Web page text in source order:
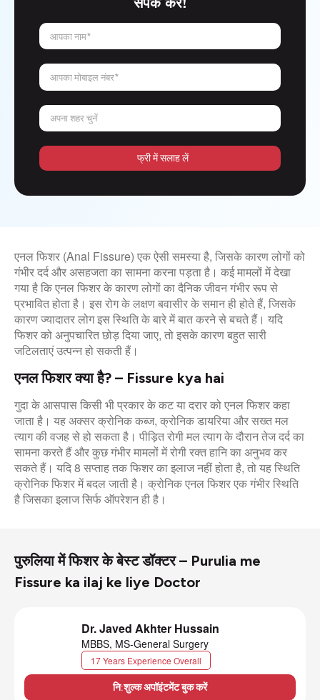
आपका नाम*
आपका मोबाइल नंबर*
अपना शहर चुनें
फ्री में सलाह लें
एनल फिशर (Anal Fissure) एक ऐसी समस्या है, जिसके कारण लोगों को
गंभीर दर्द और असहजता का सामना करना पड़ता है। कई मामलों में देखा
गया है कि एनल फिशर के कारण लोगों का दैनिक जीवन गंभीर रूप से
प्रभावित होता है। इस रोग के लक्षण बवासीर के समान ही होते हैं, जिसके
कारण ज्यादातर लोग इस स्थिति के बारे में बात करने से बचते हैं। यदि
फिशर को अनुपचारित छोड़ दिया जाए, तो इसके कारण बहुत सारी
जटिलताएं उत्पन्न हो सकती हैं।
एनल फिशर क्या है? – Fissure kya hai
गुदा के आसपास किसी भी प्रकार के कट या दरार को एनल फिशर कहा
जाता है। यह अक्सर क्रोनिक कब्ज, क्रोनिक डायरिया और सख्त मल
त्याग की वजह से हो सकता है। पीड़ित रोगी मल त्याग के दौरान तेज दर्द का
सामना करते हैं और कुछ गंभीर मामलों में रोगी रक्त हानि का अनुभव कर
सकते हैं। यदि 8 सप्ताह तक फिशर का इलाज नहीं होता है, तो यह स्थिति
क्रोनिक फिशर में बदल जाती है। क्रोनिक एनल फिशर एक गंभीर स्थिति
है जिसका इलाज सिर्फ ऑपरेशन ही है।
पुरुलिया में फिशर के बेस्ट डॉक्टर – Purulia me
Fissure ka ilaj ke liye Doctor
Dr. Javed Akhter Hussain
MBBS, MS-General Surgery
17 Years Experience Overall
नि:शुल्क अपॉइंटमेंट बुक करें